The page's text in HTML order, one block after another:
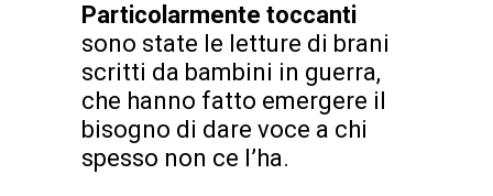
Particolarmente toccanti
sono state le letture di brani
scritti da bambini in guerra,
che hanno fatto emergere il
bisogno di dare voce a chi
spesso non ce l’ha.